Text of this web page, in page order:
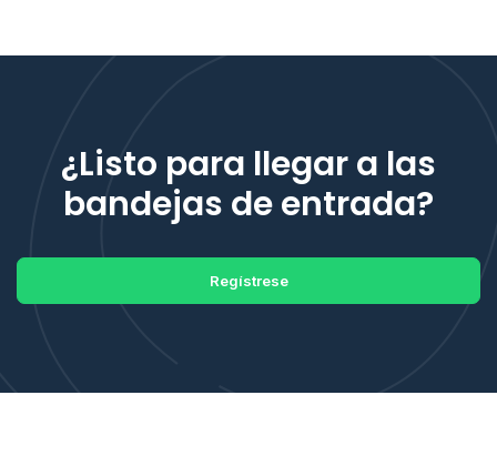
¿Listo para llegar a las
bandejas de entrada?
Regístrese